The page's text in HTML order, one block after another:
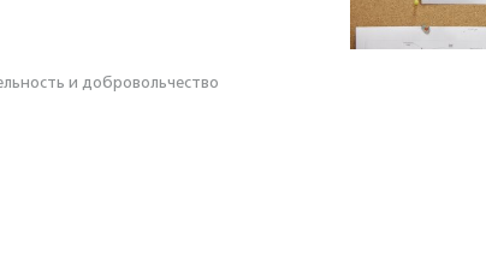
и доброволь­чест­во